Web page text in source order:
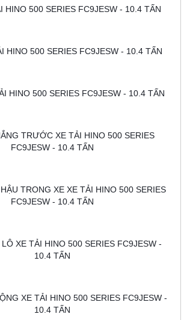
HINO 500 SERIES FC9JESW - 10.4 TẤN
HINO 500 SERIES FC9JESW - 10.4 TẤN
HINO 500 SERIES FC9JESW - 10.4 TẤN
TRƯỚC XE TẢI HINO 500 SERIES
FC9JESW - 10.4 TẤN
TRONG XE XE TẢI HINO 500 SERIES
FC9JESW - 10.4 TẤN
XE TẢI HINO 500 SERIES FC9JESW -
10.4 TẤN
XE TẢI HINO 500 SERIES FC9JESW -
10.4 TẤN